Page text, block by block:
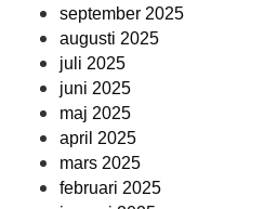
september 2025
augusti 2025
juli 2025
juni 2025
maj 2025
april 2025
mars 2025
februari 2025